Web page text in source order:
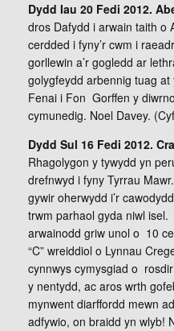
Dydd Iau 20 Fedi 2012.
dros Dafydd i arwain taith o
cerdded i fyny’r cwm i
gorllewin a’r gogledd ar
golygfeydd arbennig tuag
Fenai i Fon Gorffen y
cymunedig. Noel Davey.
Dydd Sul 16 Fedi 2012.
Rhagolygon y tywydd yn
drefnwyd i fyny Tyrrau
gywir oherwydd i’r
trwm parhaol gyda niwl
arwainodd griw unol o 10
“C” wreiddiol o Lynnau
cynnwys cymysgiad o
y nentydd, ac aros wrth
mynwent diarffordd mewn
adfywio, on braidd yn wlyb!